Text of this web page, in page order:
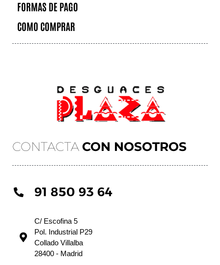
CONTACTA CON NOSOTROS
91 850 93 64
C/ Escofina 5
Pol. Industrial P29
Collado Villalba
28400 - Madrid
FORMAS DE PAGO
COMO COMPRAR